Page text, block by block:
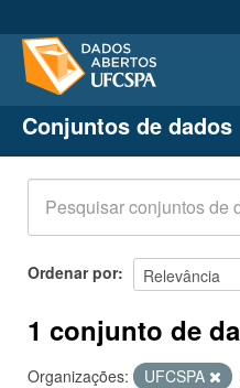
Conjuntos de dados
Organizações
Grupos
Sobre
Conjuntos de dados
Ordenar por
1 conjunto de
Organizações: UFCSPA